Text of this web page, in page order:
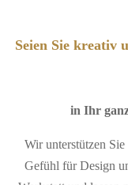
Seien Sie kreativ
in Ihr
Wir unterstützen
Gefühl für Design